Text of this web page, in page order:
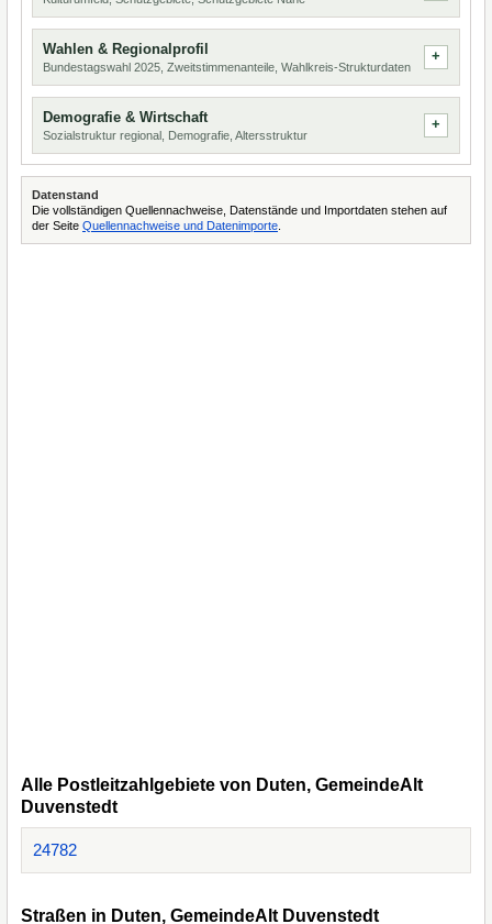
Wahlen & Regionalprofil
Bundestagswahl 2025, Zweitstimmenanteile, Wahlkreis-Strukturdaten
Demografie & Wirtschaft
Sozialstruktur regional, Demografie, Altersstruktur
Datenstand
Die vollständigen Quellennachweise, Datenstände und Importdaten stehen auf
der Seite Quellennachweise und Datenimporte
Alle Postleitzahlgebiete von Duten, GemeindeAlt
Duvenstedt
24782
Straßen in Duten, GemeindeAlt Duvenstedt